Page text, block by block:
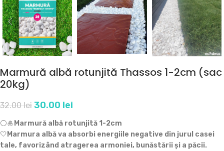
Marmură albă rotunjită Thassos 1-2cm (sac
20kg)
32.00lei 30.00 lei
⚪🎍 Marmură albă rotunjită 1-2cm
🤍 Marmura albă va absorbi energiile negative din jurul casei
tale, favorizând atragerea armoniei, bunăstării și a păcii.